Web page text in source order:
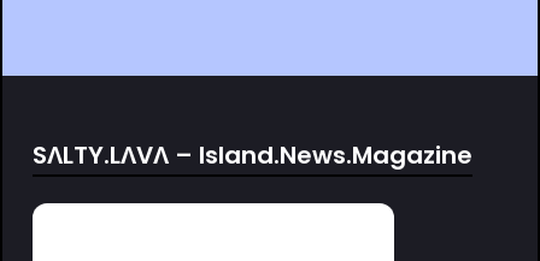
SΛLTY.LΛVΛ – Island.News.Magazine